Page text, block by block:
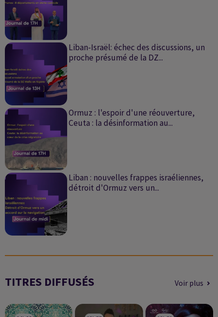
Liban-Israël: échec des discussions, un
proche présumé de la DZ...
Ormuz : l'espoir d'une réouverture,
Ceuta : la désinformation au...
Liban : nouvelles frappes israéliennes,
détroit d'Ormuz vers un...
TITRES DIFFUSÉS Voir plus